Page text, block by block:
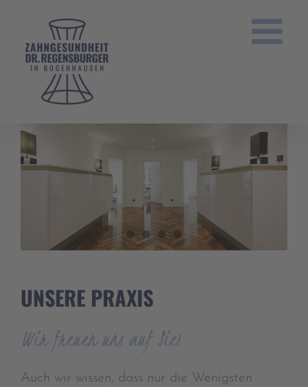
springen
UNSERE PRAXIS
Wir freuen uns auf Sie!
Auch wir wissen, dass nur die Wenigsten